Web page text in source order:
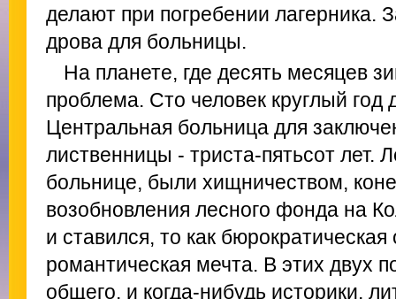
делают при погребении лагерника.
дрова для больницы.
На планете, где десять месяцев
проблема. Сто человек круглый год
Центральная больница для
лиственницы - триста-пятьсот лет.
больнице, были хищничеством,
возобновления лесного фонда на
и ставился, то как бюрократическая
романтическая мечта. В этих двух
общего, и когда-нибудь историки,